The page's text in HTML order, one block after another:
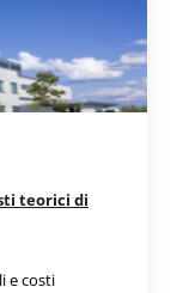
teorici di
e costi